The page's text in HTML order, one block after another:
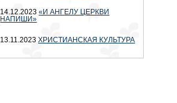
14.12.2023«И АНГЕЛУ ЦЕРКВИ
НАПИШИ»
13.11.2023ХРИСТИАНСКАЯ КУЛЬТУРА